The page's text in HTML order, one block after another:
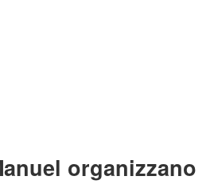
organizzano